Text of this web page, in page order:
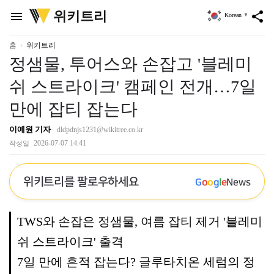
menu
위
키
리
위키트리 share
Korean ▼
홈 위키트리
정샘물, 투어스와 손잡고 '블레미
쉬 스트라이크' 캠페인 전개…7일
만에 잡티 잡는다
이예원 기자 dldpdnjs1231@wikitree.co.kr
작성일 2026-07-07 14:41
위키트리를 팔로우하세요 GoogleNews
TWS와 손잡은 정샘물, 여름 잡티 제거 '블레미
쉬 스트라이크' 출격
7일 만에 흔적 잡는다? 글루타치온 세럼의 정